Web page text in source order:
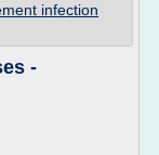
infection
-